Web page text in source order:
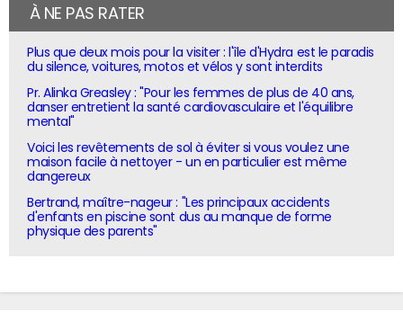
À NE PAS RATER
Plus que deux mois pour la visiter : l'île d'Hydra est le paradis
du silence, voitures, motos et vélos y sont interdits
Pr. Alinka Greasley : "Pour les femmes de plus de 40 ans,
danser entretient la santé cardiovasculaire et l'équilibre
mental"
Voici les revêtements de sol à éviter si vous voulez une
maison facile à nettoyer - un en particulier est même
dangereux
Bertrand, maître-nageur : "Les principaux accidents
d'enfants en piscine sont dus au manque de forme
physique des parents"